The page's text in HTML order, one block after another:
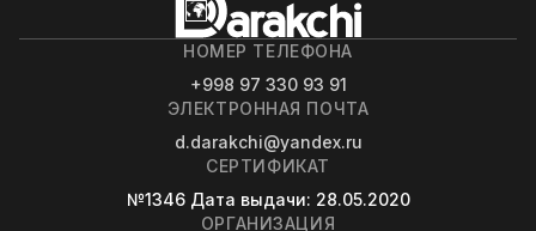
НОМЕР ТЕЛЕФОНА
+998 97 330 93 91
ЭЛЕКТРОННАЯ ПОЧТА
d.darakchi@yandex.ru
СЕРТИФИКАТ
№1346 Дата выдачи: 28.05.2020
ОРГАНИЗАЦИЯ